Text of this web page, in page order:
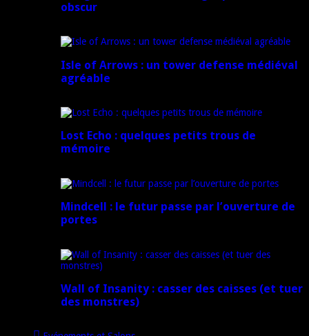
obscur
Isle of Arrows : un tower defense médiéval
agréable
Lost Echo : quelques petits trous de
mémoire
Mindcell : le futur passe par l’ouverture de
portes
Wall of Insanity : casser des caisses (et tuer
des monstres)